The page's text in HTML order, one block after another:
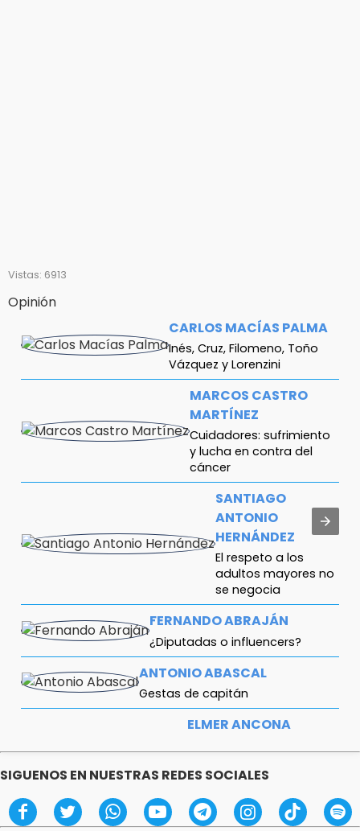
Vistas: 6913
Opinión
CARLOS MACÍAS PALMA
Inés, Cruz, Filomeno, Toño
Vázquez y Lorenzini
MARCOS CASTRO
MARTÍNEZ
Cuidadores: sufrimiento
y lucha en contra del
cáncer
SANTIAGO
ANTONIO
HERNÁNDEZ
El respeto a los
adultos mayores no
se negocia
FERNANDO ABRAJÁN
¿Diputadas o influencers?
ANTONIO ABASCAL
Gestas de capitán
ELMER ANCONA
vacías
SIGUENOS EN NUESTRAS REDES SOCIALES